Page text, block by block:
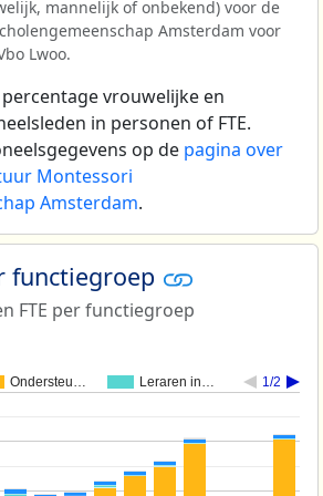
mannelijk of onbekend) voor de
Amsterdam voor
Lwoo.
vrouwelijke en
in personen of FTE.
op de pagina over
Montessori
Amsterdam.
functiegroep
FTE per functiegroep
Ondersteu… Leraren in… 1/2